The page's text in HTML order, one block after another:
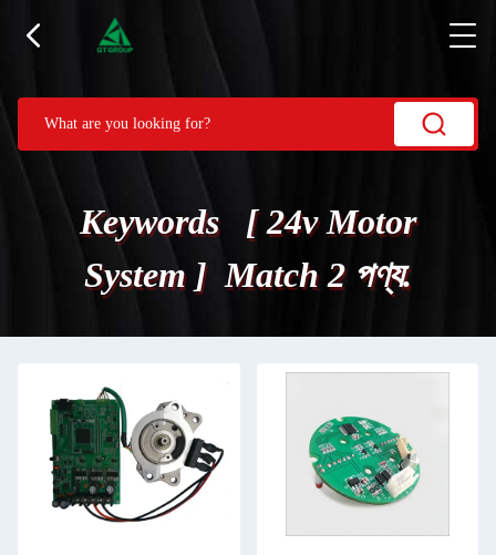
Keywords [ 24v Motor
System ] Match 2 পণ্য.